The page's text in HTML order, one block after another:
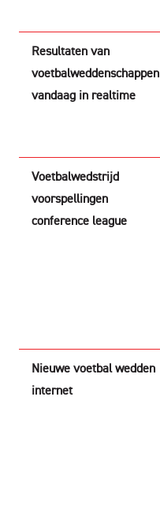
Resultaten van
voetbalweddenschappen
vandaag in realtime
Voetbalwedstrijd
voorspellingen
conference league
Nieuwe voetbal wedden
internet